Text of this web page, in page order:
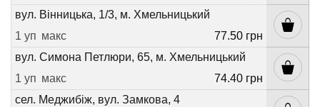
вул. Вінницька, 1/3, м. Хмельницький
1 уп макс
77.50 грн
вул. Симона Петлюри, 65, м. Хмельницький
1 уп макс
74.40 грн
сел. Меджибіж, вул. Замкова, 4